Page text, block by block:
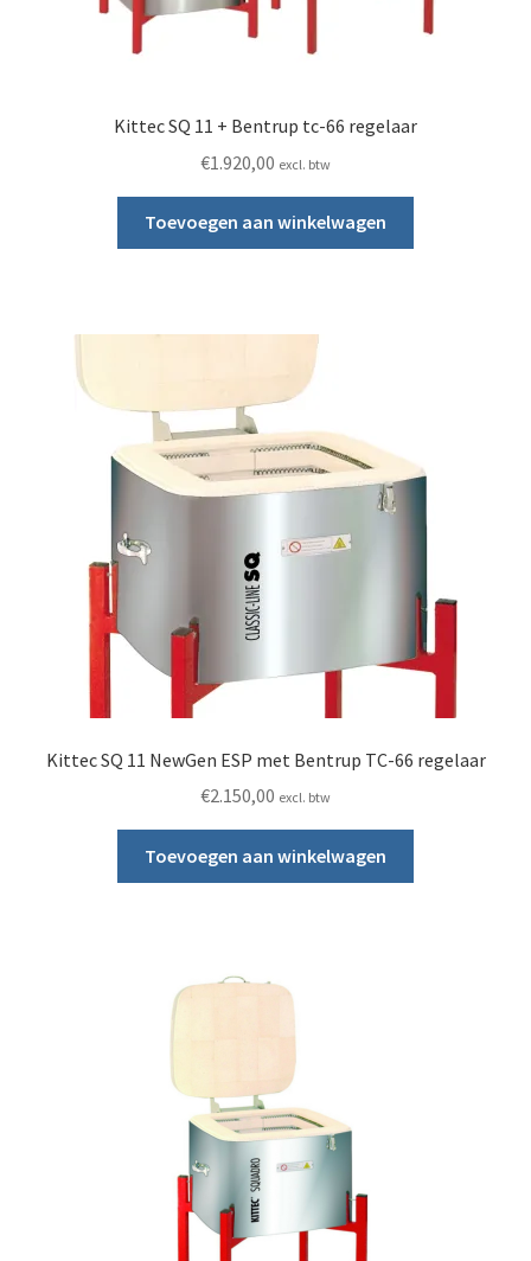
Kittec SQ 11 + Bentrup tc-66 regelaar
€1.920,00 excl. btw
Toevoegen aan winkelwagen
Kittec SQ 11 NewGen ESP met Bentrup TC-66 regelaar
€2.150,00 excl. btw
Toevoegen aan winkelwagen